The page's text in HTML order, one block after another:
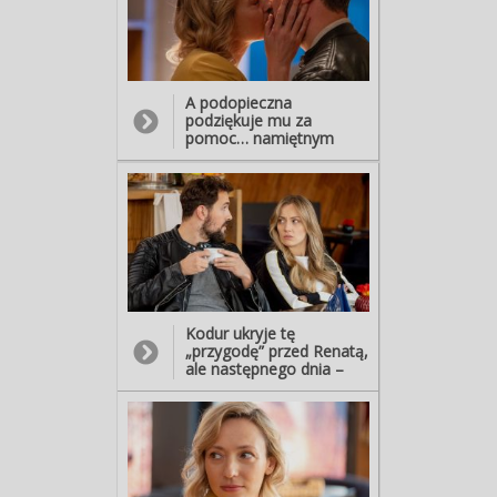
A podopieczna
podziękuje mu za
pomoc… namiętnym
pocałunkiem! - Nie wiem,
co bym bez ciebie
zrobiła...
Kodur ukryje tę
„przygodę” przed Renatą,
ale następnego dnia –
gdy Anita poprosi jego
ukochaną, by zatrudniła
ją w bistro – nie będzie
wcale zadowolony. -
Widzę, że się nią
przejęłaś… - Podobnie jak